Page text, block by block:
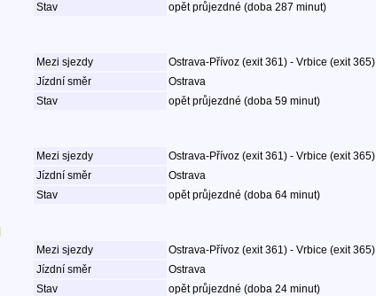
Stav opět průjezdné (doba 287 minut)
Mezi sjezdy
Ostrava-Přívoz (exit 361) - Vrbice (exit 365)
Jízdní směr
Ostrava
Stav opět průjezdné (doba 59 minut)
Mezi sjezdy
Ostrava-Přívoz (exit 361) - Vrbice (exit 365)
Jízdní směr
Ostrava
Stav opět průjezdné (doba 64 minut)
Mezi sjezdy
Ostrava-Přívoz (exit 361) - Vrbice (exit 365)
Jízdní směr
Ostrava
Stav opět průjezdné (doba 24 minut)